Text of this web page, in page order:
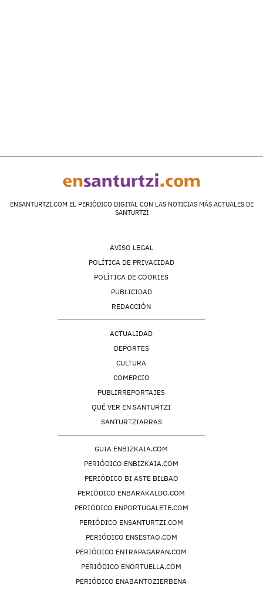
ENSANTURTZI.COM EL PERIÓDICO DIGITAL CON LAS NOTICIAS MÁS ACTUALES DE
SANTURTZI
AVISO LEGAL
POLÍTICA DE PRIVACIDAD
POLÍTICA DE COOKIES
PUBLICIDAD
REDACCIÓN
ACTUALIDAD
DEPORTES
CULTURA
COMERCIO
PUBLIRREPORTAJES
QUÉ VER EN SANTURTZI
SANTURTZIARRAS
GUIA ENBIZKAIA.COM
PERIÓDICO ENBIZKAIA.COM
PERIÓDICO BI ASTE BILBAO
PERIÓDICO ENBARAKALDO.COM
PERIÓDICO ENPORTUGALETE.COM
PERIÓDICO ENSANTURTZI.COM
PERIÓDICO ENSESTAO.COM
PERIÓDICO ENTRAPAGARAN.COM
PERIÓDICO ENORTUELLA.COM
PERIÓDICO ENABANTOZIERBENA